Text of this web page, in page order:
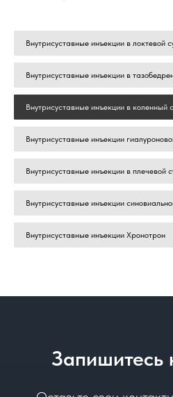
Внутрисуставные инъекции в локтевой
Внутрисуставные инъекции в
Внутрисуставные инъекции в коленный
Внутрисуставные инъекции
Внутрисуставные инъекции в плечевой
Внутрисуставные инъекции
Внутрисуставные инъекции Хронотрон
Запишитесь